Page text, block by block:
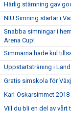
Härlig stämning gav
NIU Simning startar i
Snabba simningar i
Arena Cup!
Simmarna hade kul
Uppstartsträning i
Gratis simskola för
Karl-Oskarsimmet 2018
Vill du bli en del av vårt